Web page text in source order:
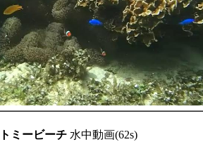
トミービーチ 水中動画(62s)